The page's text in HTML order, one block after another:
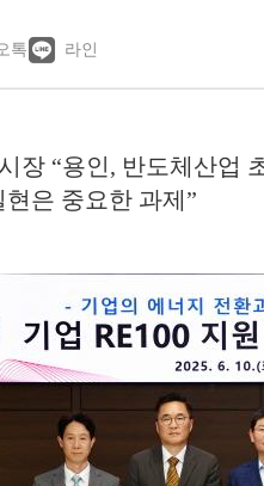
톡 라인
장 “용인, 반도체산업
현은 중요한 과제”